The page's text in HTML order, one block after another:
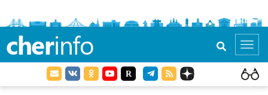
cherinfo